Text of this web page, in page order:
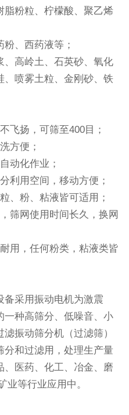
脂粉粒、柠檬酸、聚乙烯
、西药液等；
、高岭土、石英砂、氧化
、喷雾土粒、金刚砂、铁
飞扬，可筛至400目；
方便；
动化作业；
利用空间，移动方便；
、粉、粘液皆可适用；
筛网使用时间长久，换网
用，任何粉类，粘液类皆
备采用振动电机为激震
一种高筛分、低噪音、小
滤振动筛分机（过滤筛）
分和过滤用，处理生产量
、医药、化工、冶金、磨
业等行业应用中。